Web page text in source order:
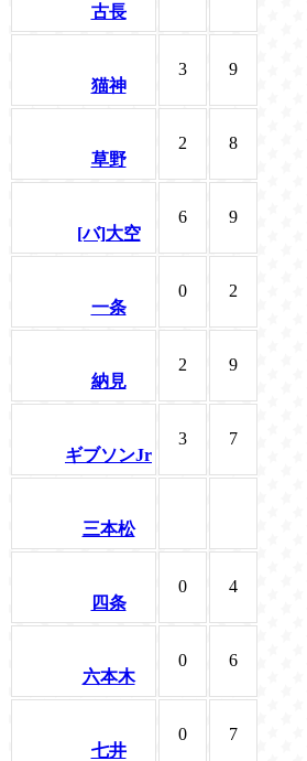
古長
猫神
3 9
草野
2 8
[バ]大空
6 9
一条
0 2
納見
2 9
ギブソンJr
3 7
三本松
四条
0 4
六本木
0 6
七井
0 7